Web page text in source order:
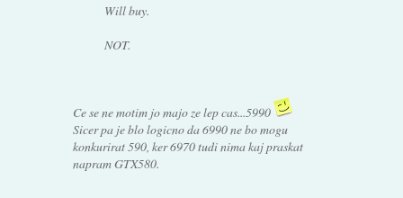
Will buy.
NOT.
Ce se ne motim jo majo ze lep cas...5990
Sicer pa je blo logicno da 6990 ne bo mogu
konkurirat 590, ker 6970 tudi nima kaj praskat
napram GTX580.